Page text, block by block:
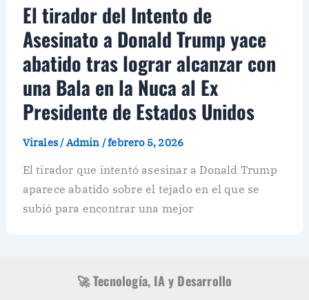
El tirador del Intento de
Asesinato a Donald Trump yace
abatido tras lograr alcanzar con
una Bala en la Nuca al Ex
Presidente de Estados Unidos
Virales/Admin /febrero 5, 2026
El tirador que intentó asesinar a Donald Trump
aparece abatido sobre el tejado en el que se
subió para encontrar una mejor
🚀 Tecnología, IA y Desarrollo